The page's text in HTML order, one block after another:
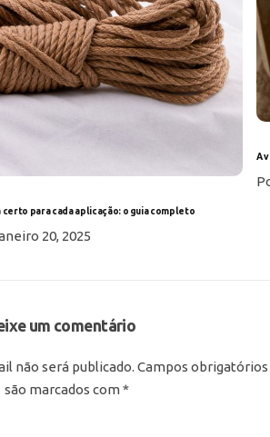
para cada aplicação: o guia completo
20, 2025
A
um comentário
não será publicado. Campos obrigatórios
são marcados com*